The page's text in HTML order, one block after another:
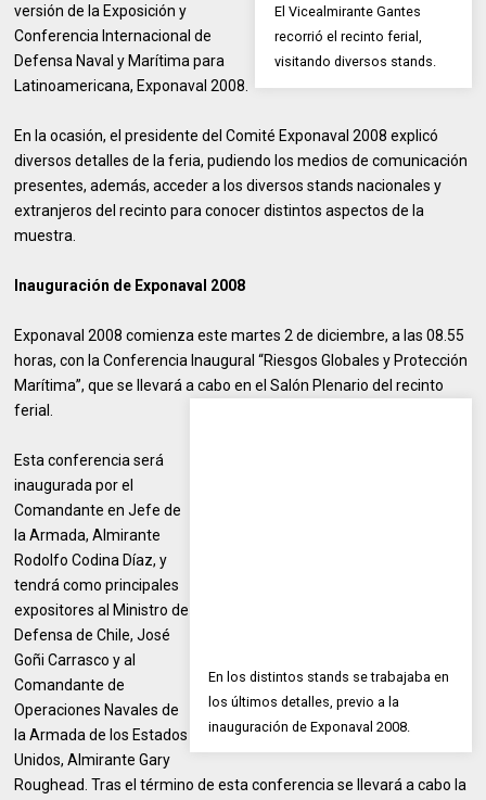
El Vicealmirante Gantes
recorrió el recinto ferial,
visitando diversos stands.
versión de la Exposición y
Conferencia Internacional de
Defensa Naval y Marítima para
Latinoamericana, Exponaval 2008.
En la ocasión, el presidente del Comité Exponaval 2008 explicó
diversos detalles de la feria, pudiendo los medios de comunicación
presentes, además, acceder a los diversos stands nacionales y
extranjeros del recinto para conocer distintos aspectos de la
muestra.
Inauguración de Exponaval 2008
Exponaval 2008 comienza este martes 2 de diciembre, a las 08.55
horas, con la Conferencia Inaugural “Riesgos Globales y Protección
Marítima”, que se llevará a cabo en el Salón Plenario del recinto
ferial.
En los distintos stands se trabajaba en
los últimos detalles, previo a la
inauguración de Exponaval 2008.
Esta conferencia será
inaugurada por el
Comandante en Jefe de
la Armada, Almirante
Rodolfo Codina Díaz, y
tendrá como principales
expositores al Ministro de
Defensa de Chile, José
Goñi Carrasco y al
Comandante de
Operaciones Navales de
la Armada de los Estados
Unidos, Almirante Gary
Roughead. Tras el término de esta conferencia se llevará a cabo la